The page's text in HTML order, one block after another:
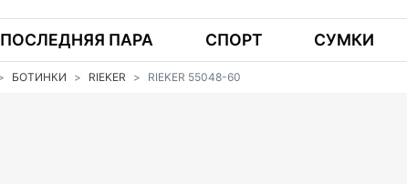
ПОСЛЕДНЯЯ ПАРА СПОРТ СУМКИ
БОТИНКИ RIEKER RIEKER 55048-60